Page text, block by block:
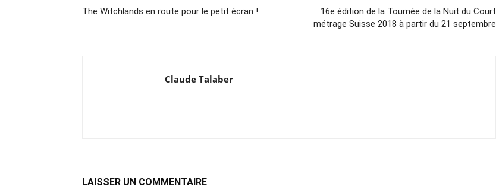
The Witchlands en route pour le petit écran !
16e édition de la Tournée de la Nuit du Court
métrage Suisse 2018 à partir du 21 septembre
Claude Talaber
LAISSER UN COMMENTAIRE